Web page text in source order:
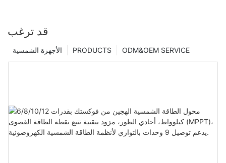
قد ترغب
ODM&OEM SERVICE
PRODUCTS الأجهزة الشمسية